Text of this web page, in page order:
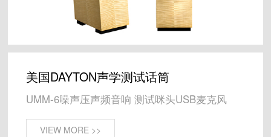
美国DAYTON声学测试话筒
UMM-6噪声压声频音响 测试咪头USB麦克风
VIEW MORE >>